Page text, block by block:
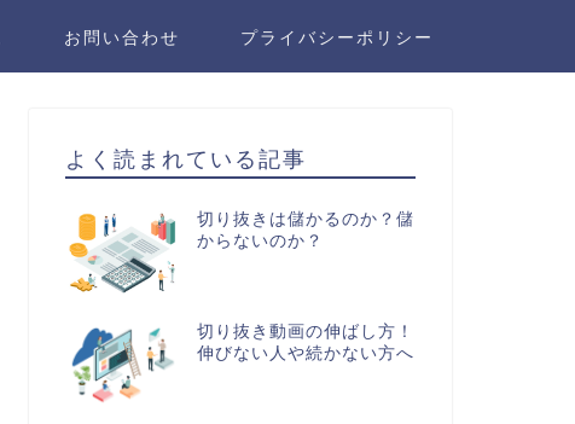
お問い合わせ プライバシーポリシー
よく読まれている記事
切り抜きは儲かるのか？儲
からないのか？
切り抜き動画の伸ばし方！
伸びない人や続かない方へ